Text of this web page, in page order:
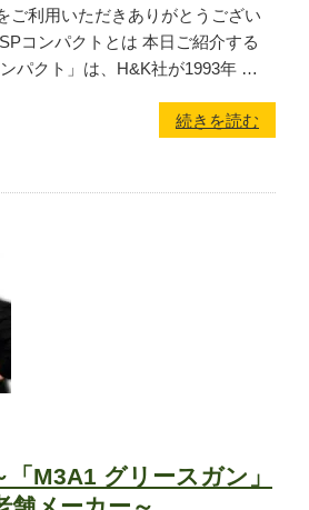
ご利用いただきありがとうござい
コンパクトとは 本日ご紹介する
ンパクト」は、H&K社が1993年 …
続きを読む
M3A1 グリースガン」